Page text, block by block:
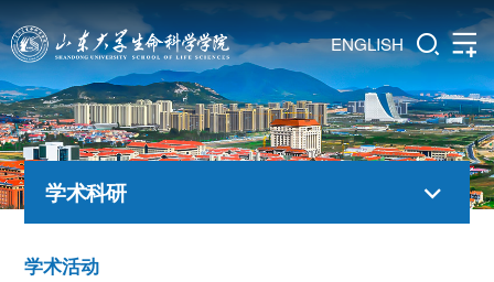
ENGLISH
学术科研
学术活动